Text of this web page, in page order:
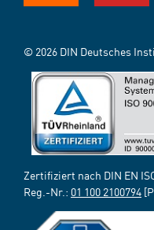
© 2026 DIN Deutsches
Zertifiziert nach DIN EN
Reg.-Nr.: 01 100 2100794